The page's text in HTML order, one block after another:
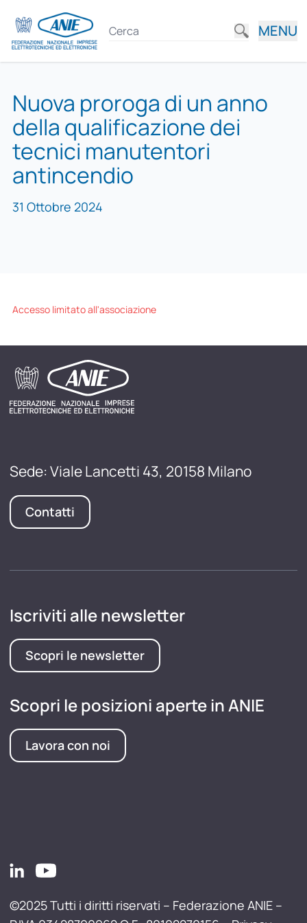
MENU
Nuova proroga di un anno
della qualificazione dei
tecnici manutentori
antincendio
31 Ottobre 2024
Accesso limitato all'associazione
Sede: Viale Lancetti 43, 20158 Milano
Contatti
Iscriviti alle newsletter
Scopri le newsletter
Scopri le posizioni aperte in ANIE
Lavora con noi
©2025 Tutti i diritti riservati – Federazione ANIE –